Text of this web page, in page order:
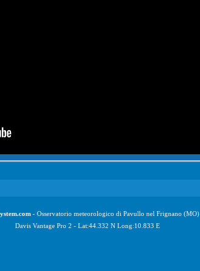
- Osservatorio meteorologico di Pavullo nel Frignano (MO)
Davis Vantage Pro 2 - Lat:44.332 N Long:10.833 E